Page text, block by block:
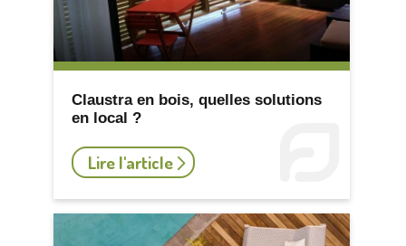
Claustra en bois, quelles solutions
en local ?
Lire l'article